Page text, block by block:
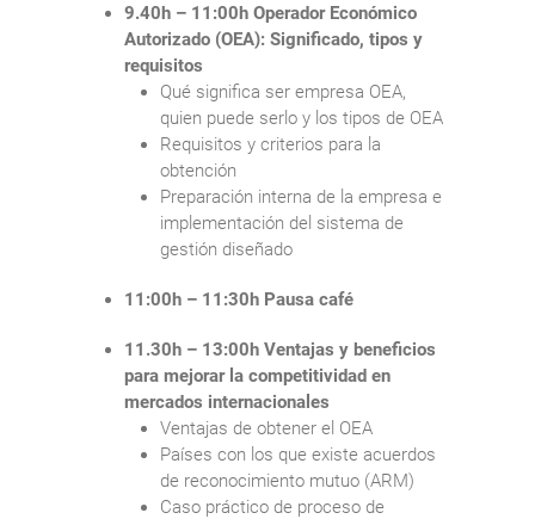
9.40h – 11:00h Operador Económico
Autorizado (OEA): Significado, tipos y
requisitos
Qué significa ser empresa OEA,
quien puede serlo y los tipos de OEA
Requisitos y criterios para la
obtención
Preparación interna de la empresa e
implementación del sistema de
gestión diseñado
11:00h – 11:30h Pausa café
11.30h – 13:00h Ventajas y beneficios
para mejorar la competitividad en
mercados internacionales
Ventajas de obtener el OEA
Países con los que existe acuerdos
de reconocimiento mutuo (ARM)
Caso práctico de proceso de